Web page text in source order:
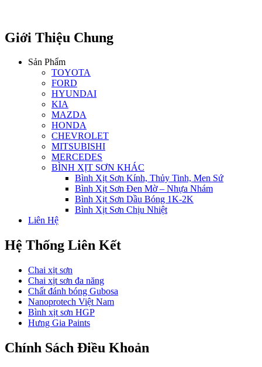
Giới Thiệu Chung
Sản Phẩm
TOYOTA
FORD
HYUNDAI
KIA
MAZDA
HONDA
CHEVROLET
MITSUBISHI
MERCEDES
BÌNH XỊT SƠN KHÁC
Bình Xịt Sơn Kính, Thủy Tinh, Men Sứ
Bình Xịt Sơn Đen Mờ – Nhựa Nhám
Bình Xịt Sơn Dầu Bóng 1K-2K
Bình Xịt Sơn Chịu Nhiệt
Liên Hệ
Hệ Thống Liên Kết
Chai xịt sơn
Chai xịt sơn đa năng
Chất đánh bóng Gubosa
Nanoprotech Việt Nam
Bình xịt sơn HGP
Hưng Gia Paints
Chính Sách Điều Khoản